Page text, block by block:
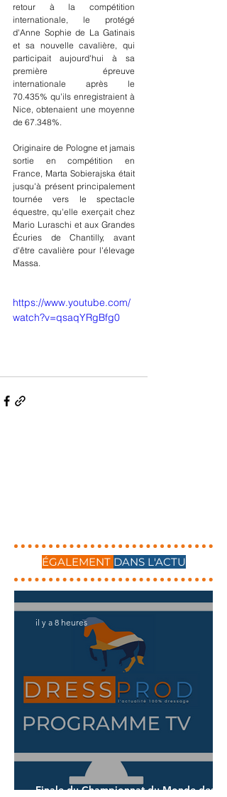
retour à la compétition
internationale, le protégé
d'Anne Sophie de La Gatinais
et sa nouvelle cavalière, qui
participait aujourd'hui à sa
première épreuve
internationale après le
70.435% qu'ils enregistraient à
Nice, obtenaient une moyenne
de 67.348%.
Originaire de Pologne et jamais
sortie en compétition en
France, Marta Sobierajska était
jusqu'à présent principalement
tournée vers le spectacle
équestre, qu'elle exerçait chez
Mario Luraschi et aux Grandes
Écuries de Chantilly, avant
d'être cavalière pour l'élevage
Massa.
https://www.youtube.com/
watch?v=qsaqYRgBfg0
ÉGALEMENT DANS L'ACTU
Finale du Championnat du Monde des 6
il y a 8 heures